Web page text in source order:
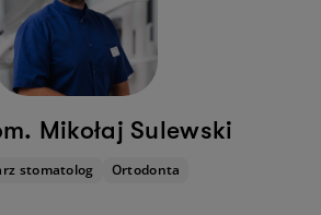
Mikołaj Sulewski
stomatolog Ortodonta